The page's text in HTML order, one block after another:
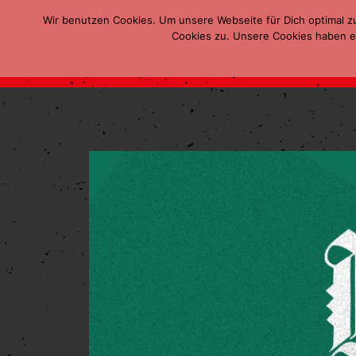
Wir benutzen Cookies. Um unsere Webseite für Dich optimal
Cookies zu. Unsere Cookies haben